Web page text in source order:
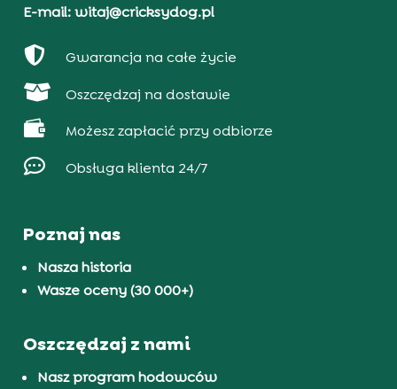
E-mail: witaj@cricksydog.pl
 Gwarancja na całe życie
 Oszczędzaj na dostawie
 Możesz zapłacić przy odbiorze
 Obsługa klienta 24/7
Poznaj nas
Nasza historia
Wasze oceny (30 000+)
Oszczędzaj z nami
Nasz program hodowców